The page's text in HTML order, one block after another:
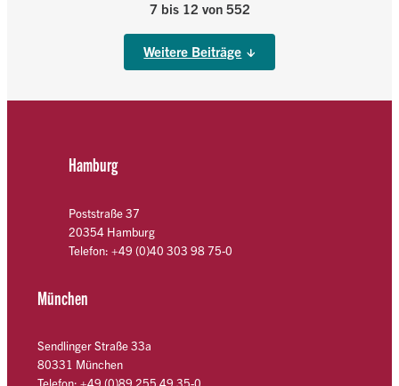
7 bis 12 von 552
Weitere Beiträge
Hamburg
Poststraße 37
20354 Hamburg
Telefon: +49 (0)40 303 98 75-0
München
Sendlinger Straße 33a
80331 München